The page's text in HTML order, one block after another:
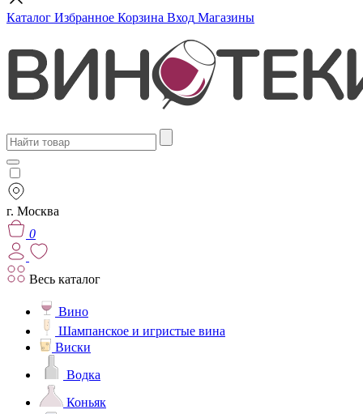
Каталог Избранное Корзина Вход Магазины
г. Москва
0
Весь каталог
Вино
Шампанское и игристые вина
Виски
Водка
Коньяк